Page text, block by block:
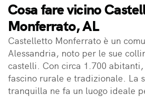
Cosa fare vicino
Monferrato, AL
Castelletto Monferrato è un
Alessandria, noto per le sue
castelli. Con circa 1.700 abitanti,
fascino rurale e tradizionale. La
tranquilla ne fa un luogo ideale